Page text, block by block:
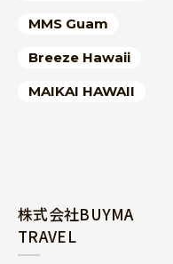
株式会社BUYMA
TRAVEL
MMS Guam
Breeze Hawaii
MAIKAI HAWAII